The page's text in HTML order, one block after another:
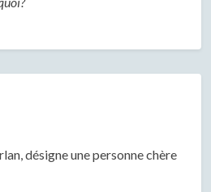
désigne une personne chère